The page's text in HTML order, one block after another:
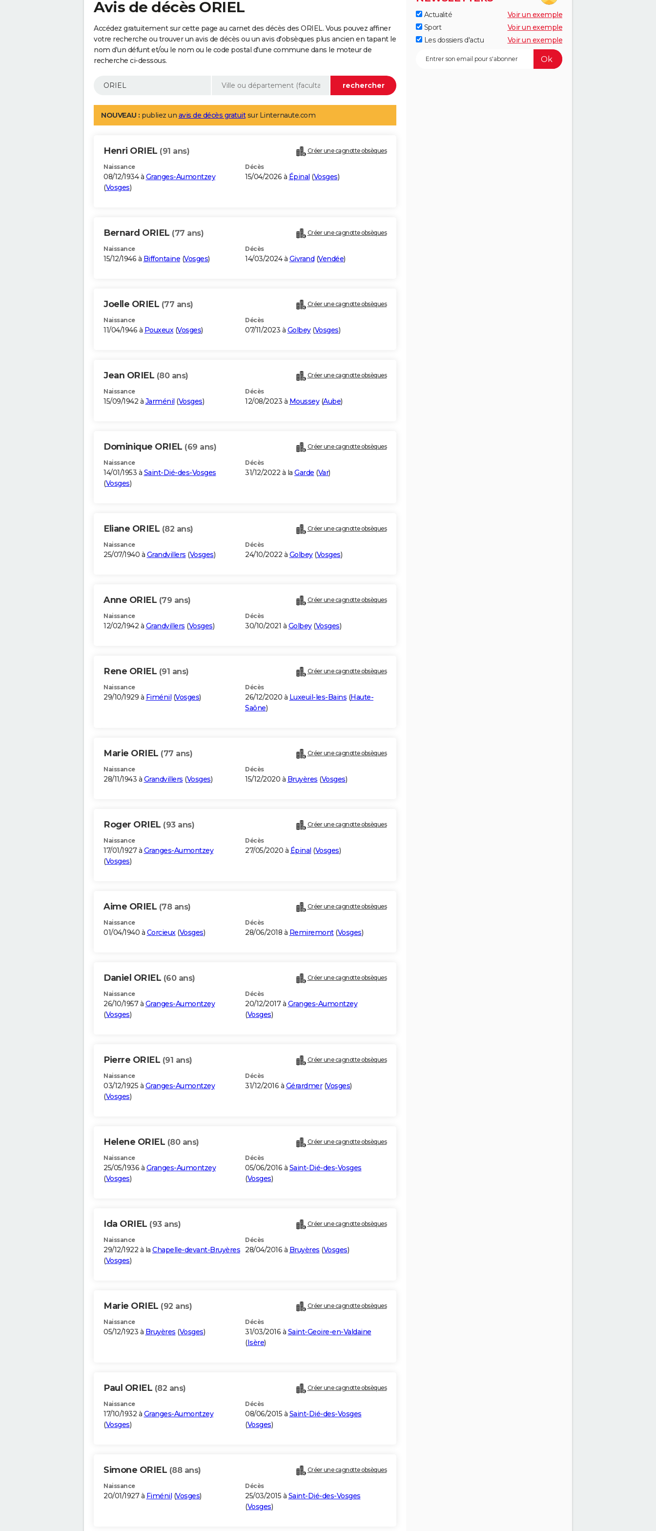
Avis de décès ORIEL
Accédez gratuitement sur cette page au carnet des décès des ORIEL. Vous pouvez affiner
votre recherche ou trouver un avis de décès ou un avis d'obsèques plus ancien en tapant le
nom d'un défunt et/ou le nom ou le code postal d'une commune dans le moteur de
recherche ci-dessous.
NOUVEAU : publiez un avis de décès gratuitsur Linternaute.com
Henri ORIEL (91 ans) Créer une cagnotte obsèques
Naissance
08/12/1934 à Granges-Aumontzey
(Vosges)
Décès
15/04/2026 à Épinal (Vosges)
Bernard ORIEL (77 ans) Créer une cagnotte obsèques
Naissance
15/12/1946 à Biffontaine (Vosges)
Décès
14/03/2024 à Givrand (Vendée)
Joelle ORIEL (77 ans) Créer une cagnotte obsèques
Naissance
11/04/1946 à Pouxeux(Vosges)
Décès
07/11/2023 à Golbey(Vosges)
Jean ORIEL (80 ans) Créer une cagnotte obsèques
Naissance
15/09/1942 à Jarménil (Vosges)
Décès
12/08/2023 à Moussey(Aube)
Dominique ORIEL (69 ans) Créer une cagnotte obsèques
Naissance
14/01/1953 à Saint-Dié-des-Vosges
(Vosges)
Décès
31/12/2022 à la Garde (Var)
Eliane ORIEL (82 ans) Créer une cagnotte obsèques
Naissance
25/07/1940 à Grandvillers (Vosges)
Décès
24/10/2022 à Golbey(Vosges)
Anne ORIEL (79 ans) Créer une cagnotte obsèques
Naissance
12/02/1942 à Grandvillers (Vosges)
Décès
30/10/2021 à Golbey(Vosges)
Rene ORIEL (91 ans) Créer une cagnotte obsèques
Naissance
29/10/1929 à Fiménil (Vosges)
Décès
26/12/2020 à Luxeuil-les-Bains (Haute-
Saône)
Marie ORIEL (77 ans) Créer une cagnotte obsèques
Naissance
28/11/1943 à Grandvillers (Vosges)
Décès
15/12/2020 à Bruyères (Vosges)
Roger ORIEL (93 ans) Créer une cagnotte obsèques
Naissance
17/01/1927 à Granges-Aumontzey
(Vosges)
Décès
27/05/2020 à Épinal (Vosges)
Aime ORIEL (78 ans) Créer une cagnotte obsèques
Naissance
01/04/1940 à Corcieux(Vosges)
Décès
28/06/2018 à Remiremont(Vosges)
Daniel ORIEL (60 ans) Créer une cagnotte obsèques
Naissance
26/10/1957 à Granges-Aumontzey
(Vosges)
Décès
20/12/2017 à Granges-Aumontzey
(Vosges)
Pierre ORIEL (91 ans) Créer une cagnotte obsèques
Naissance
03/12/1925 à Granges-Aumontzey
(Vosges)
Décès
31/12/2016 à Gérardmer(Vosges)
Helene ORIEL (80 ans) Créer une cagnotte obsèques
Naissance
25/05/1936 à Granges-Aumontzey
(Vosges)
Décès
05/06/2016 à Saint-Dié-des-Vosges
(Vosges)
Ida ORIEL (93 ans) Créer une cagnotte obsèques
Naissance
29/12/1922 à la Chapelle-devant-Bruyères
(Vosges)
Décès
28/04/2016 à Bruyères (Vosges)
Marie ORIEL (92 ans) Créer une cagnotte obsèques
Naissance
05/12/1923 à Bruyères (Vosges)
Décès
31/03/2016 à Saint-Geoire-en-Valdaine
(Isère)
Paul ORIEL (82 ans) Créer une cagnotte obsèques
Naissance
17/10/1932 à Granges-Aumontzey
(Vosges)
Décès
08/06/2015 à Saint-Dié-des-Vosges
(Vosges)
Simone ORIEL (88 ans) Créer une cagnotte obsèques
Naissance
20/01/1927 à Fiménil (Vosges)
Décès
25/03/2015 à Saint-Dié-des-Vosges
(Vosges)
Actualité
Voir un exemple
Sport
Voir un exemple
Les dossiers d'actu
Voir un exemple